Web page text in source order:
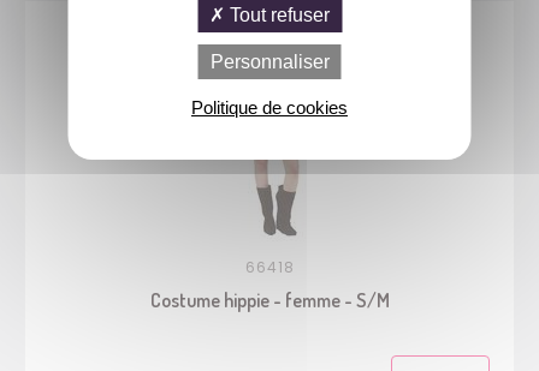
66418
Costume hippie - femme - S/M
Tout refuser
Personnaliser
Politique de cookies